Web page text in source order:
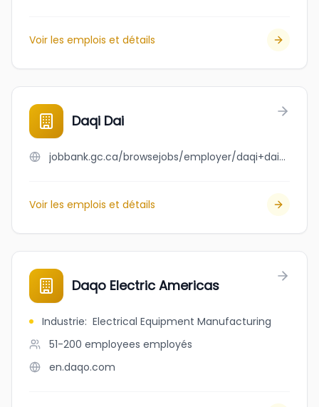
Voir les emplois et détails
Daqi Dai
jobbank.gc.ca/browsejobs/employer/daqi+dai/ca
Voir les emplois et détails
Daqo Electric Americas
Industrie: Electrical Equipment Manufacturing
51-200 employees employés
en.daqo.com